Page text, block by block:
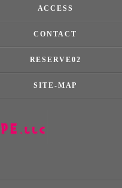
ACCESS
CONTACT
RESERVE02
SITE-MAP